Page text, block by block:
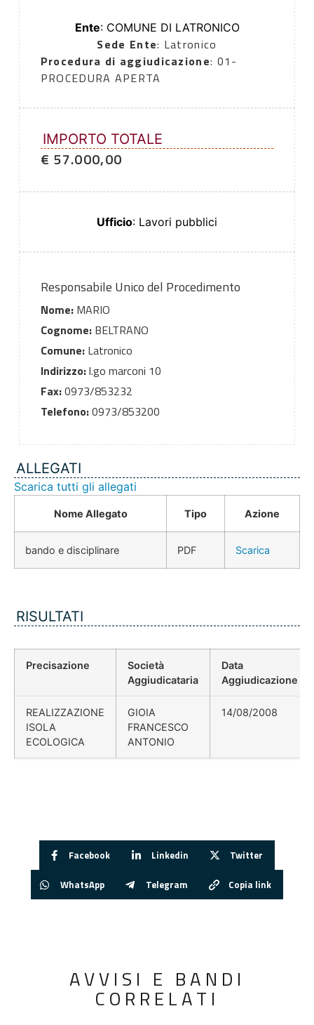
Ente: COMUNE DI LATRONICO
Sede Ente: Latronico
Procedura di aggiudicazione: 01-
PROCEDURA APERTA
IMPORTO TOTALE
€ 57.000,00
Ufficio: Lavori pubblici
Responsabile Unico del Procedimento
Nome:MARIO
Cognome:BELTRANO
Comune:Latronico
Indirizzo:l.go marconi 10
Fax:0973/853232
Telefono:0973/853200
ALLEGATI
Scarica tutti gli allegati
Nome Allegato Tipo Azione
bando e disciplinare PDF Scarica
RISULTATI
Precisazione
Società
Aggiudicataria
Data
Aggiudicazione
REALIZZAZIONE
ISOLA
ECOLOGICA
GIOIA
FRANCESCO
ANTONIO
14/08/2008
Facebook Linkedin Twitter
WhatsApp Telegram Copia link
AVVISI E BANDI
CORRELATI